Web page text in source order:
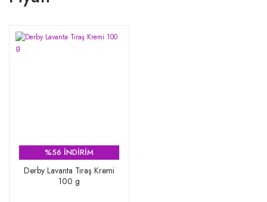
%56 İNDİRİM
Derby Lavanta Tıraş Kremi
100 g